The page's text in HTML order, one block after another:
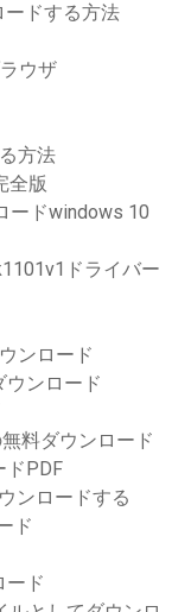
ードする方法
ウザ
方法
全版
ードwindows 10
ドライバー
ンロード
ンロード
料ダウンロード
ドPDF
ンロードする
ド
ード